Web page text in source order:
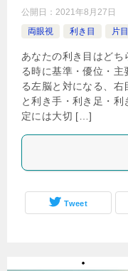
公開日： 2021年8月27日
両眼視
利き目 片
あなたの利き目はどち
る時に基準・優位・
る左脳と対になる、右
と利き手・利き足・
定には大切 […]
Tweet